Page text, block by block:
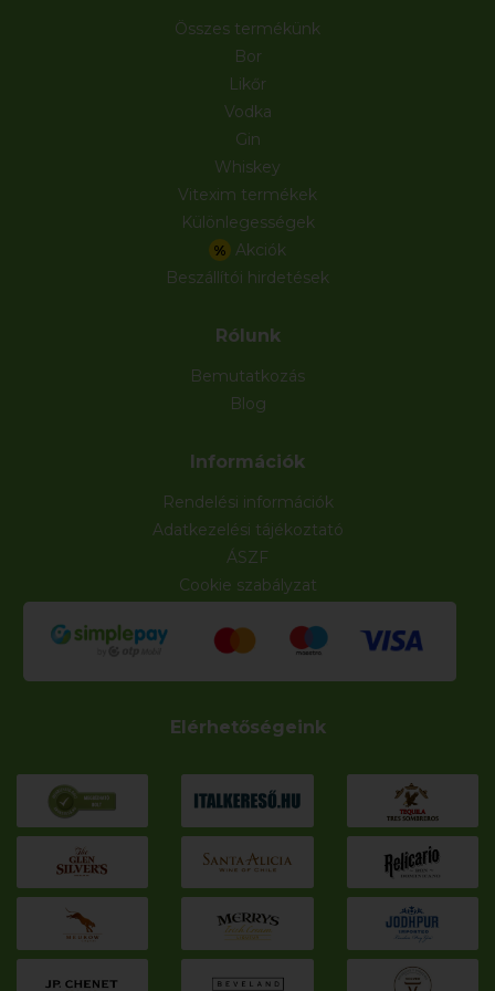
Összes termékünk
Bor
Likőr
Vodka
Gin
Whiskey
Vitexim termékek
Különlegességek
% Akciók
Beszállítói hirdetések
Rólunk
Bemutatkozás
Blog
Információk
Rendelési információk
Adatkezelési tájékoztató
ÁSZF
Cookie szabályzat
Elérhetőségeink